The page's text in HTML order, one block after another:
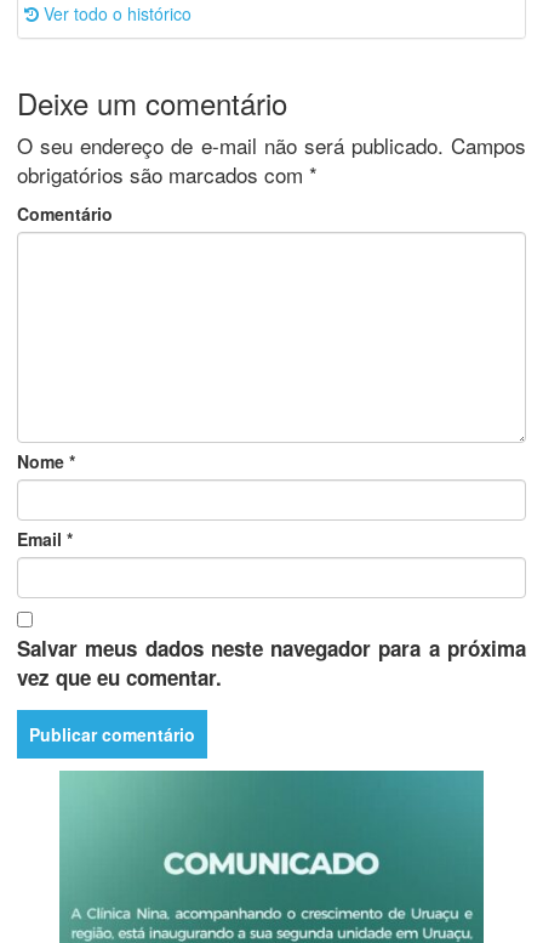
Ver todo o histórico
Deixe um comentário
O seu endereço de e-mail não será publicado. Campos
obrigatórios são marcados com *
Comentário
Nome *
Email *
Salvar meus dados neste navegador para a próxima
vez que eu comentar.